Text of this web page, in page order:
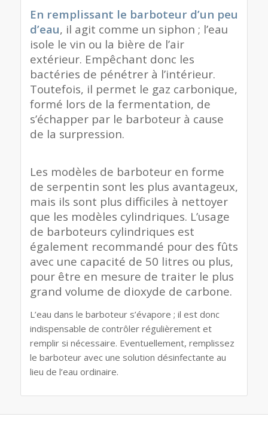
En remplissant le barboteur d’un peu
d’eau, il agit comme un siphon ; l’eau
isole le vin ou la bière de l’air
extérieur. Empêchant donc les
bactéries de pénétrer à l’intérieur.
Toutefois, il permet le gaz carbonique,
formé lors de la fermentation, de
s’échapper par le barboteur à cause
de la surpression.
Les modèles de barboteur en forme
de serpentin sont les plus avantageux,
mais ils sont plus difficiles à nettoyer
que les modèles cylindriques. L’usage
de barboteurs cylindriques est
également recommandé pour des fûts
avec une capacité de 50 litres ou plus,
pour être en mesure de traiter le plus
grand volume de dioxyde de carbone.
L’eau dans le barboteur s’évapore ; il est donc
indispensable de contrôler régulièrement et
remplir si nécessaire. Eventuellement, remplissez
le barboteur avec une solution désinfectante au
lieu de l’eau ordinaire.